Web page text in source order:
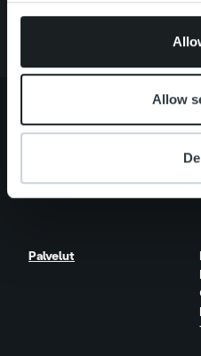
provided to them or that
Allow
Palvelut